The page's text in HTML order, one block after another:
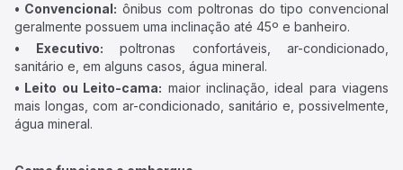
• Convencional: ônibus com poltronas do tipo convencional
geralmente possuem uma inclinação até 45º e banheiro.
• Executivo: poltronas confortáveis, ar-condicionado,
sanitário e, em alguns casos, água mineral.
• Leito ou Leito-cama: maior inclinação, ideal para viagens
mais longas, com ar-condicionado, sanitário e, possivelmente,
água mineral.